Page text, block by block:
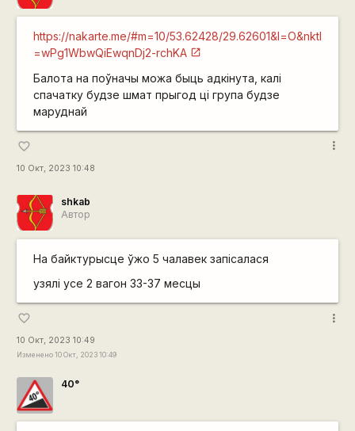
https://nakarte.me/#m=10/53.62428/29.62601&l=O&nktl
=wPg1WbwQiEwqnDj2-rchKA
Балота на поўначы можа быць адкінута, калі
спачатку будзе шмат прыгод ці група будзе
маруднай
favorite_border
10 Окт, 2023 10:48
more_vert
shkab
Автор
На байктурысце ўжо 5 чалавек запісалася
узялі усе 2 вагон 33-37 месцы
favorite_border
10 Окт, 2023 10:49
Изменено 10 Окт, 2023 10:49
more_vert
40°